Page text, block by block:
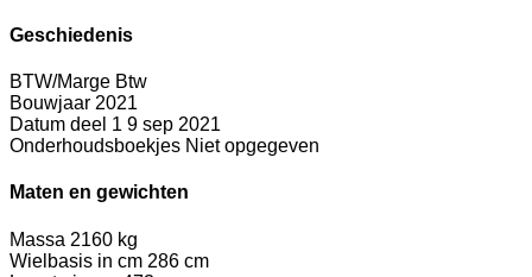
Geschiedenis
BTW/Marge Btw
Bouwjaar 2021
Datum deel 1 9 sep 2021
Onderhoudsboekjes Niet opgegeven
Maten en gewichten
Massa 2160 kg
Wielbasis in cm 286 cm